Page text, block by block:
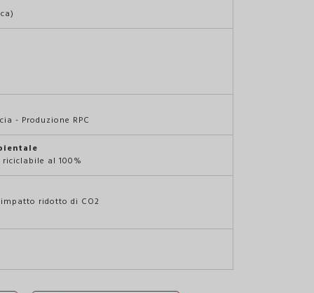
- Produzione RPC
al 100%
ridotto di CO2